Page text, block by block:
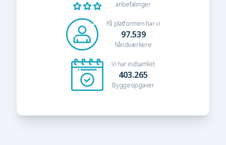
anbefalinger
På platformen har vi
97.539
håndværkere
Vi har indsamlet
403.265
Byggeopgaver